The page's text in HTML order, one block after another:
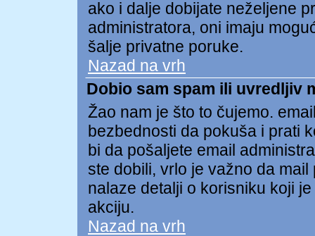
ako i dalje dobijate neželjene
administratora, oni imaju
šalje privatne poruke.
Nazad na vrh
Dobio sam spam ili uvredljiv
Žao nam je što to čujemo.
bezbednosti da pokuša i prati
bi da pošaljete email
ste dobili, vrlo je važno da
nalaze detalji o korisniku koji
akciju.
Nazad na vrh